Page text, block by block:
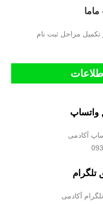
مراحل ثبت نام
واتساپ
آکادمی
آکادمی